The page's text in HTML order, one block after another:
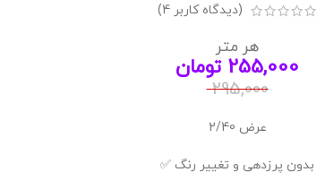
(دیدگاه کاربر4
)
295,000
255,000 تومان
هر متر
عرض 2/40
بدون پرزدهی و تغییر رنگ ✅